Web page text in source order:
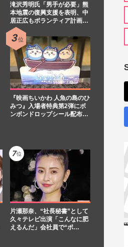
滝沢秀明氏「男手が必要」熊
本地震の復興支援を表明、中
居正広もボランティア計画…
『映画ちいかわ 人魚の島のひ
みつ』入場者特典第2弾にボ
ンボンドロップシール配布…
片瀬那奈、“社長秘書”として
久々テレビ出演「こんなに肥
えるんだ」会社員で“ポ…